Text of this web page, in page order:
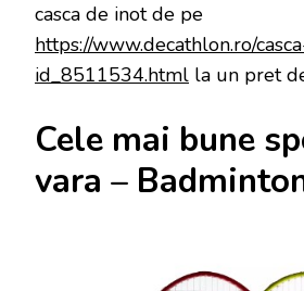
casca de inot de pe
https://www.decathlon.ro/
id_8511534.html la un pret
Cele mai bune
vara –